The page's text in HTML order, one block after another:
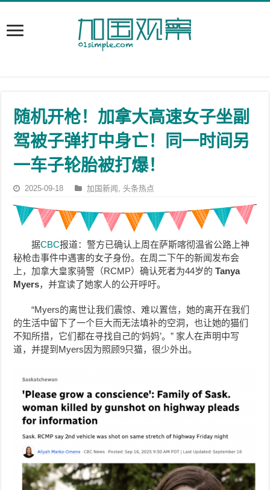
随机开枪！加拿大高速女子坐副
驾被子弹打中身亡！同一时间另
一车子轮胎被打爆！
2025-09-18 加国新闻 ,头条热点
据CBC报道：警方已确认上周在萨斯喀彻温省公路上神
秘枪击事件中遇害的女子身份。在周二下午的新闻发布会
上，加拿大皇家骑警（RCMP）确认死者为44岁的Tanya
Myers，并宣读了她家人的公开呼吁。
“Myers的离世让我们震惊、难以置信，她的离开在我们
的生活中留下了一个巨大而无法填补的空洞，也让她的猫们
不知所措，它们都在寻找自己的‘妈妈’。” 家人在声明中写
道，并提到Myers因为照顾9只猫，很少外出。